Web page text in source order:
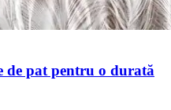
de pat pentru o durată